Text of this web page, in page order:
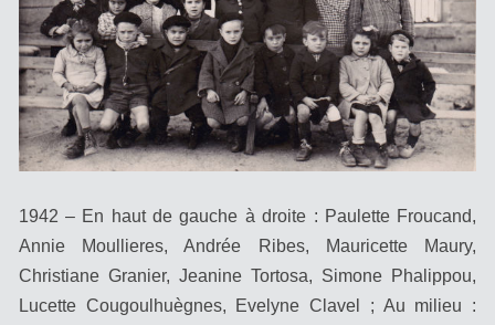
1942 – En haut de gauche à droite : Paulette Froucand,
Annie Moullieres, Andrée Ribes, Mauricette Maury,
Christiane Granier, Jeanine Tortosa, Simone Phalippou,
Lucette Cougoulhuègnes, Evelyne Clavel ; Au milieu :